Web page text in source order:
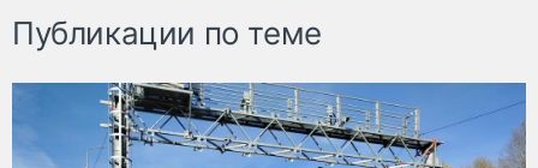
Публикации по теме